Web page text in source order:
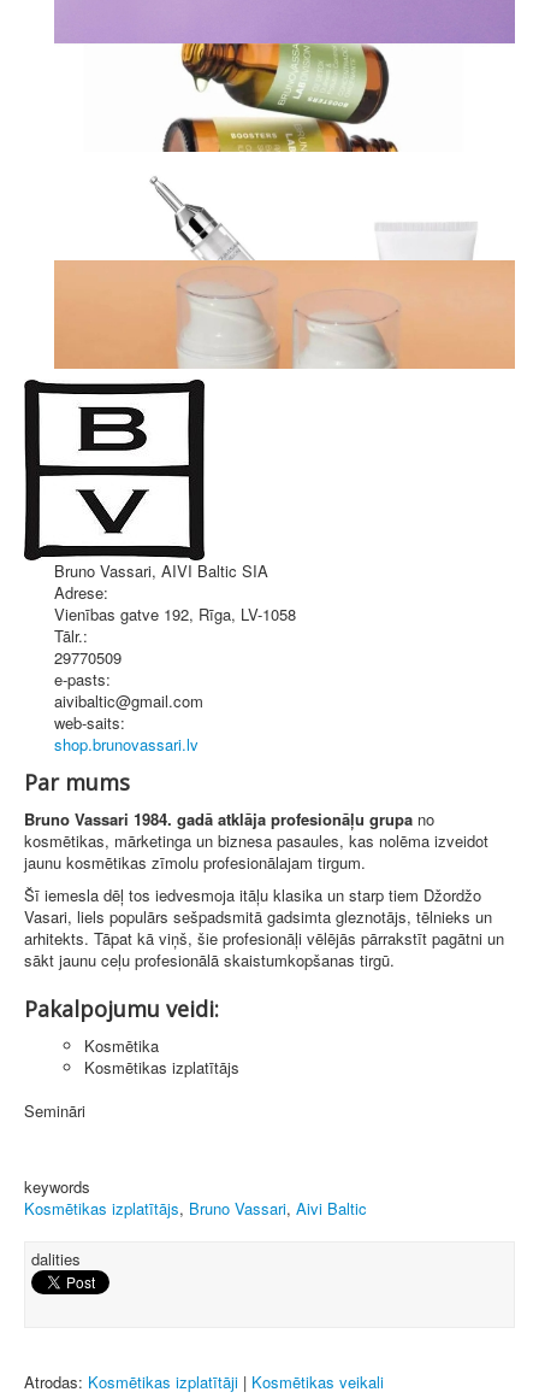
Bruno Vassari, AIVI Baltic SIA
Adrese:
Vienības gatve 192, Rīga, LV-1058
Tālr.:
29770509
e-pasts:
aivibaltic@gmail.com
web-saits:
shop.brunovassari.lv
Par mums
Bruno Vassari 1984. gadā atklāja profesionāļu grupa no
kosmētikas, mārketinga un biznesa pasaules, kas nolēma izveidot
jaunu kosmētikas zīmolu profesionālajam tirgum.
Šī iemesla dēļ tos iedvesmoja itāļu klasika un starp tiem Džordžo
Vasari, liels populārs sešpadsmitā gadsimta gleznotājs, tēlnieks un
arhitekts. Tāpat kā viņš, šie profesionāļi vēlējās pārrakstīt pagātni un
sākt jaunu ceļu profesionālā skaistumkopšanas tirgū.
Pakalpojumu veidi:
Kosmētika
Kosmētikas izplatītājs
Semināri
keywords
Kosmētikas izplatītājs, Bruno Vassari, Aivi Baltic
dalities
Atrodas: Kosmētikas izplatītāji | Kosmētikas veikali